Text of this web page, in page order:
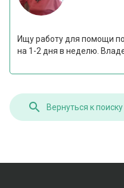
Ищу работу для помощи
на 1-2 дня в неделю.
Вернуться к поиску